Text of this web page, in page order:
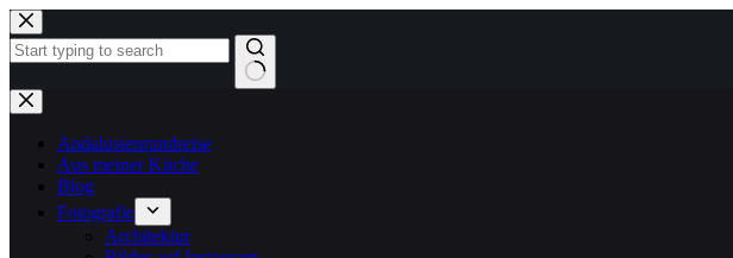
Zum
Inhalt
springen
Keine
Ergebnisse
Andalusienrundreise
Aus meiner Küche
Blog
Fotografie
Architektur